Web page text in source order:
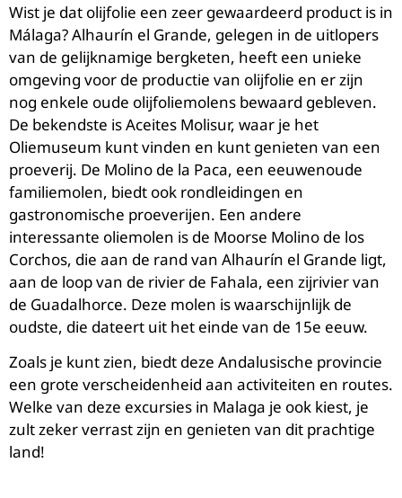
Wist je dat olijfolie een zeer gewaardeerd product is in
Málaga? Alhaurín el Grande, gelegen in de uitlopers
van de gelijknamige bergketen, heeft een unieke
omgeving voor de productie van olijfolie en er zijn
nog enkele oude olijfoliemolens bewaard gebleven.
De bekendste is Aceites Molisur, waar je het
Oliemuseum kunt vinden en kunt genieten van een
proeverij. De Molino de la Paca, een eeuwenoude
familiemolen, biedt ook rondleidingen en
gastronomische proeverijen. Een andere
interessante oliemolen is de Moorse Molino de los
Corchos, die aan de rand van Alhaurín el Grande ligt,
aan de loop van de rivier de Fahala, een zijrivier van
de Guadalhorce. Deze molen is waarschijnlijk de
oudste, die dateert uit het einde van de 15e eeuw.
Zoals je kunt zien, biedt deze Andalusische provincie
een grote verscheidenheid aan activiteiten en routes.
Welke van deze excursies in Malaga je ook kiest, je
zult zeker verrast zijn en genieten van dit prachtige
land!